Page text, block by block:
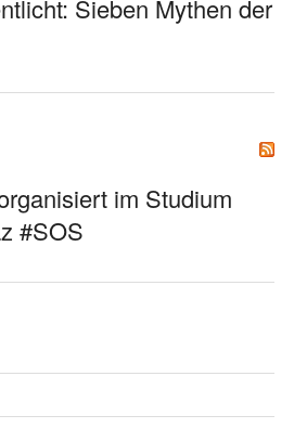
Sieben Mythen der
im Studium
#SOS